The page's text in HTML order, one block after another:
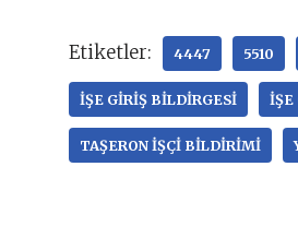
Etiketler: 4447 5510
IŞE GIRIŞ BILDIRGESI IŞE
TAŞERON IŞÇI BILDIRIMI